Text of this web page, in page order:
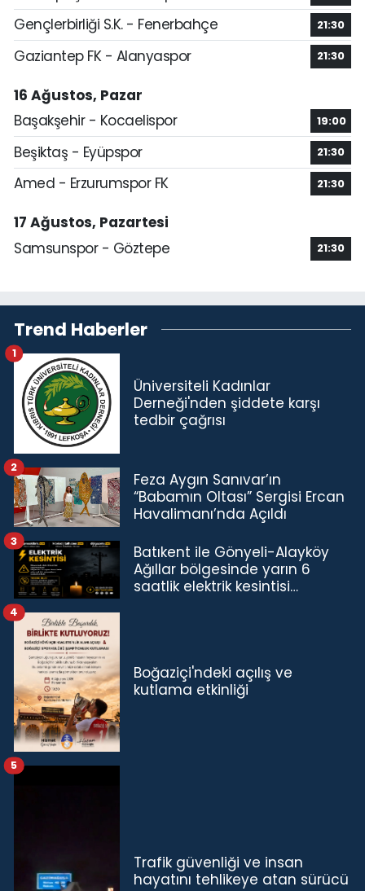
Gençlerbirliği S.K. - Fenerbahçe 21:30
Gaziantep FK - Alanyaspor 21:30
16 Ağustos, Pazar
Başakşehir - Kocaelispor
19:00
Beşiktaş - Eyüpspor 21:30
Amed - Erzurumspor FK 21:30
17 Ağustos, Pazartesi
Samsunspor - Göztepe
21:30
Trend Haberler
Üniversiteli Kadınlar
Derneği'nden şiddete karşı
tedbir çağrısı
1
Feza Aygın Sanıvar’ın
“Babamın Oltası” Sergisi Ercan
Havalimanı’nda Açıldı
2
Batıkent ile Gönyeli-Alayköy
Ağıllar bölgesinde yarın 6
saatlik elektrik kesintisi…
3
Boğaziçi'ndeki açılış ve
kutlama etkinliği
4
Trafik güvenliği ve insan
hayatını tehlikeye atan sürücü
5